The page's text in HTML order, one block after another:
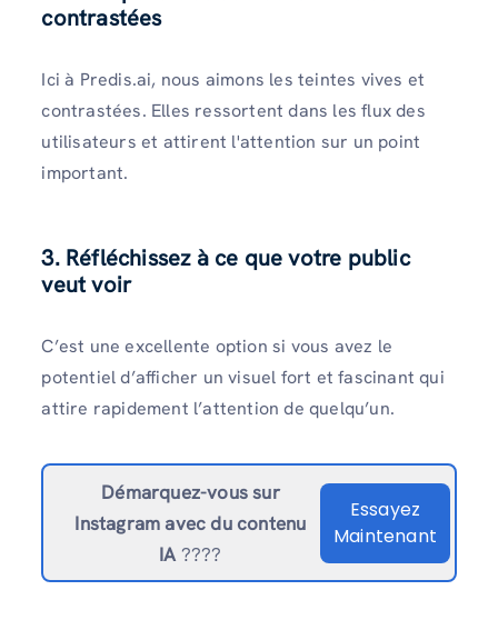
contrastées
Ici à Predis.ai, nous aimons les teintes vives et
contrastées. Elles ressortent dans les flux des
utilisateurs et attirent l'attention sur un point
important.
3. Réfléchissez à ce que votre public
veut voir
C’est une excellente option si vous avez le
potentiel d’afficher un visuel fort et fascinant qui
attire rapidement l’attention de quelqu’un.
Démarquez-vous sur
Instagram avec du contenu
IA ????
Essayez
Maintenant